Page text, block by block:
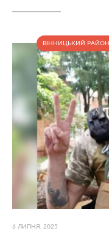
ВІННИЦЬКИЙ РАЙОН
6 ЛИПНЯ, 2025